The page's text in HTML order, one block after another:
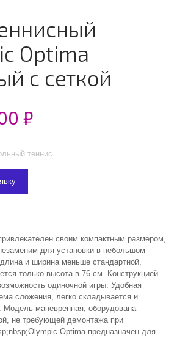
Optima
с сеткой
₽
теннис
своим компактным размером,
для установки в небольшом
и ширина меньше стандартной,
только высота в 76 см. Конструкцией
одиночной игры. Удобная
сложения, легко складывается и
Модель маневренная, оборудована
не требующей демонтажа при
Optima предназначен для